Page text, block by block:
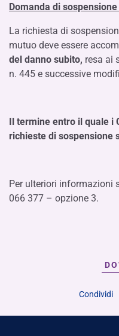
Domanda di
La richiesta di
mutuo deve essere
del danno subito, resa ai
n. 445 e successive
Il termine entro il quale i
richieste di sospensione
Per ulteriori informazioni
066 377 – opzione 3.
Condividi